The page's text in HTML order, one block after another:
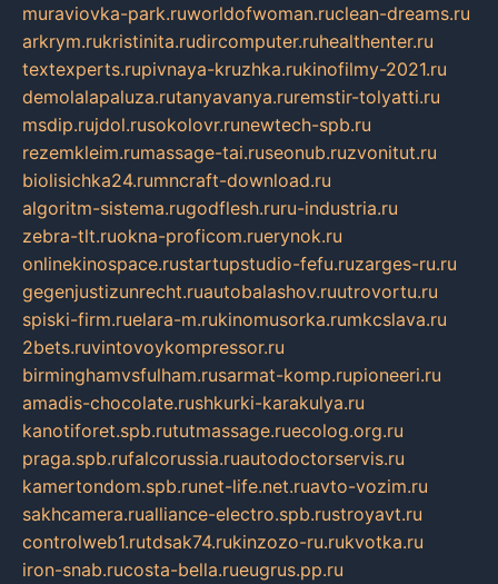
muraviovka-park.ruworldofwoman.ruclean-dreams.ru
arkrym.rukristinita.rudircomputer.ruhealthenter.ru
textexperts.rupivnaya-kruzhka.rukinofilmy-2021.ru
demolalapaluza.rutanyavanya.ruremstir-tolyatti.ru
msdip.rujdol.rusokolovr.runewtech-spb.ru
rezemkleim.rumassage-tai.ruseonub.ruzvonitut.ru
biolisichka24.rumncraft-download.ru
algoritm-sistema.rugodflesh.ruru-industria.ru
zebra-tlt.ruokna-proficom.ruerynok.ru
onlinekinospace.rustartupstudio-fefu.ruzarges-ru.ru
gegenjustizunrecht.ruautobalashov.ruutrovortu.ru
spiski-firm.ruelara-m.rukinomusorka.rumkcslava.ru
2bets.ruvintovoykompressor.ru
birminghamvsfulham.rusarmat-komp.rupioneeri.ru
amadis-chocolate.rushkurki-karakulya.ru
kanotiforet.spb.rututmassage.ruecolog.org.ru
praga.spb.rufalcorussia.ruautodoctorservis.ru
kamertondom.spb.runet-life.net.ruavto-vozim.ru
sakhcamera.rualliance-electro.spb.rustroyavt.ru
controlweb1.rutdsak74.rukinzozo-ru.rukvotka.ru
iron-snab.rucosta-bella.rueugrus.pp.ru